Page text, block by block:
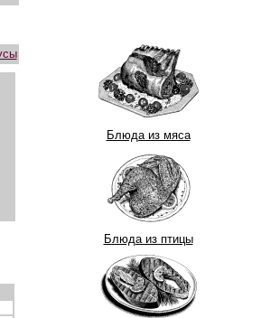
Блюда из мяса
Блюда из птицы